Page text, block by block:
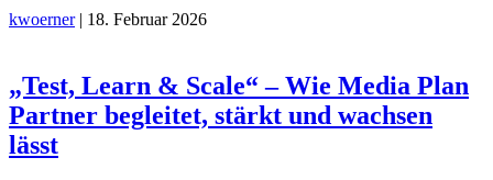
kwoerner | 18. Februar 2026
„Test, Learn & Scale“ – Wie Media Plan
Partner begleitet, stärkt und wachsen
lässt